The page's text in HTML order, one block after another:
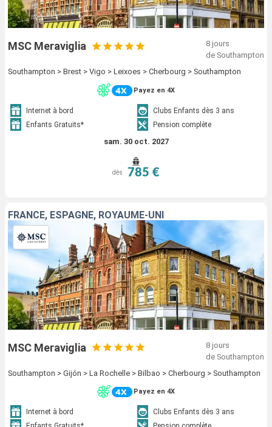
MSC Meraviglia
8 jours
de Southampton
Southampton > Brest > Vigo > Leixoes > Cherbourg > Southampton
Payez en 4X
Internet à bord
Clubs Enfants dès 3 ans
Enfants Gratuits*
Pension complète
sam. 30 oct. 2027
dès 785 €
FRANCE, ESPAGNE, ROYAUME-UNI
MSC Meraviglia
8 jours
de Southampton
Southampton > Gijón > La Rochelle > Bilbao > Cherbourg > Southampton
Payez en 4X
Internet à bord
Clubs Enfants dès 3 ans